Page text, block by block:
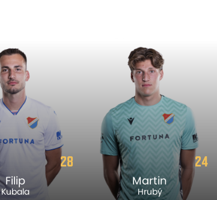
28
Filip
Kubala
24
Martin
Hrubý